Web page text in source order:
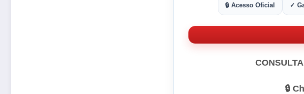
🔒 Acesso Oficial ✓
🔒